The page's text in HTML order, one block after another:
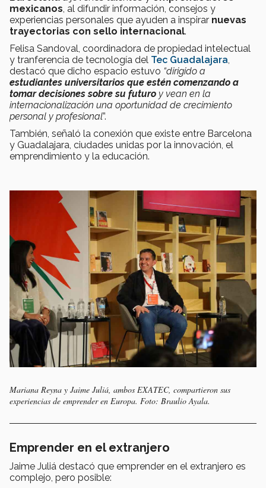
mexicanos , al difundir información, consejos y
experiencias personales que ayuden a inspirar nuevas
trayectorias con sello internacional.
Felisa Sandoval, coordinadora de propiedad intelectual
y tranferencia de tecnología del Tec Guadalajara
destacó que dicho espacio estuvo “dirigido a
estudiantes universitarios que estén comenzando a
tomar decisiones sobre su futuro y vean en la
internacionalización una oportunidad de crecimiento
personal y profesional”.
También, señaló la conexión que existe entre Barcelona
y Guadalajara, ciudades unidas por la innovación, el
emprendimiento y la educación.
Mariana Reyna y Jaime Juliá, ambos EXATEC, compartieron sus
experiencias de emprender en Europa. Foto: Braulio Ayala.
Emprender en el extranjero
Jaime Juliá destacó que emprender en el extranjero es
complejo, pero posible: